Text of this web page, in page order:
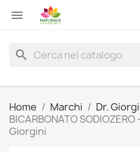

search
Home Marchi Dr.
BICARBONATO
Giorgini